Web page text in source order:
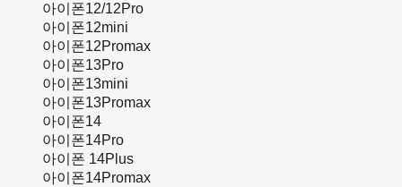
아이폰12/12Pro
아이폰12mini
아이폰12Promax
아이폰13Pro
아이폰13mini
아이폰13Promax
아이폰14
아이폰14Pro
아이폰 14Plus
아이폰14Promax